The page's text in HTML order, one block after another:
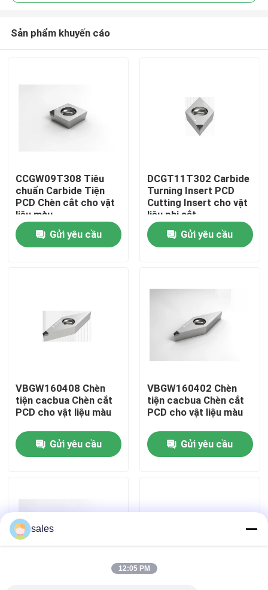
Nhà
Về chúng tôi
Kiểm soát chất lượng
Liên hệ chúng tôi
Dụng cụ cắt Worldia
Sản phẩm khuyến cáo
CCGW09T308 Tiêu
chuẩn Carbide Tiện
PCD Chèn cắt cho vật
liệu màu
Gửi yêu cầu
DCGT11T302 Carbide
Turning Insert PCD
Cutting Insert cho vật
liệu phi sắt
Gửi yêu cầu
VBGW160408 Chèn
tiện cacbua Chèn cắt
PCD cho vật liệu màu
Gửi yêu cầu
VBGW160402 Chèn
tiện cacbua Chèn cắt
PCD cho vật liệu màu
Gửi yêu cầu
sales
12:05 PM